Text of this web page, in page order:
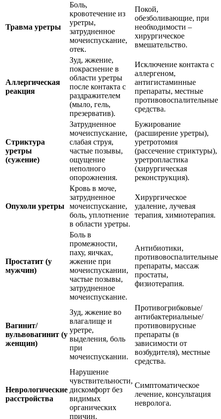
Травма уретры
Боль,
кровотечение из
уретры,
затрудненное
мочеиспускание,
отек.
Покой,
обезболивающие, при
необходимости –
хирургическое
вмешательство.
Аллергическая
реакция
Зуд, жжение,
покраснение в
области уретры
после контакта с
раздражителем
(мыло, гель,
презерватив).
Исключение контакта с
аллергеном,
антигистаминные
препараты, местные
противовоспалительные
средства.
Стриктура
уретры
(сужение)
Затрудненное
мочеиспускание,
слабая струя,
частые позывы,
ощущение
неполного
опорожнения.
Бужирование
(расширение уретры),
уретротомия
(рассечение стриктуры),
уретропластика
(хирургическая
реконструкция).
Опухоли уретры
Кровь в моче,
затрудненное
мочеиспускание,
боль, уплотнение
в области уретры.
Хирургическое
удаление, лучевая
терапия, химиотерапия.
Простатит (у
мужчин)
Боль в
промежности,
паху, яичках,
жжение при
мочеиспускании,
частые позывы,
затрудненное
мочеиспускание.
Антибиотики,
противовоспалительные
препараты, массаж
простаты,
физиотерапия.
Вагинит/
вульвовагинит (у
женщин)
Зуд, жжение во
влагалище и
уретре,
выделения, боль
при
мочеиспускании.
Противогрибковые/
антибактериальные/
противовирусные
препараты (в
зависимости от
возбудителя), местные
средства.
Неврологические
расстройства
Нарушение
чувствительности,
дискомфорт без
видимых
органических
причин.
Симптоматическое
лечение, консультация
невролога.